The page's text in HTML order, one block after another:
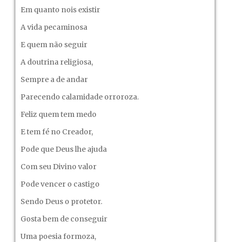
Em quanto nois existir
A vida pecaminosa
E quem não seguir
A doutrina religiosa,
Sempre a de andar
Parecendo calamidade orroroza.
Feliz quem tem medo
E tem fé no Creador,
Pode que Deus lhe ajuda
Com seu Divino valor
Pode vencer o castigo
Sendo Deus o protetor.
Gosta bem de conseguir
Uma poesia formoza,